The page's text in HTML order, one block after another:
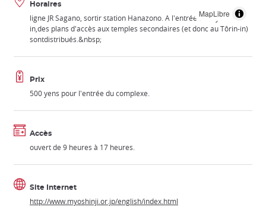
MapLibre
Horaires
ligne JR Sagano, sortir station Hanazono. A l'entrée du Myôshin-
in,des plans d'accès aux temples secondaires (et donc au Tôrin-in)
sontdistribués.&nbsp;
Prix
500 yens pour l'entrée du complexe.
Accès
ouvert de 9 heures à 17 heures.
Site Internet
http://www.myoshinji.or.jp/english/index.html